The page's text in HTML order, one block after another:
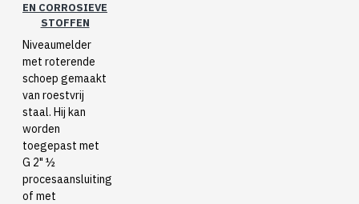
EN CORROSIEVE
STOFFEN
Niveaumelder
met roterende
schoep gemaakt
van roestvrij
staal. Hij kan
worden
toegepast met
G 2" ½
procesaansluiting
of met